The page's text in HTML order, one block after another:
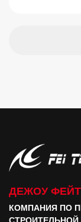
ДЕЖОУ
КОМПАНИЯ ПО
СТРОИТЕЛЬНОЙ